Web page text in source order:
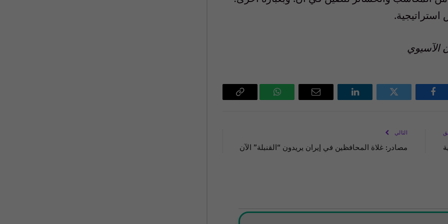
استراتيجية.
الآسيوي
فيسبوك تويتر لينكدإن
البريد
واتساب
Copy
التالي
مصادر: غلاة المحافظين في إيران يريدون “القنبلة” الآن